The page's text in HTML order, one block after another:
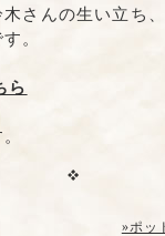
さんの生い立ち
。
ら
»ポッ